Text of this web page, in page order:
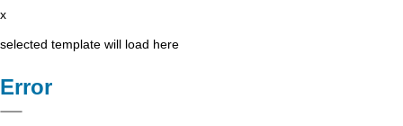
x
selected template will load here
Error